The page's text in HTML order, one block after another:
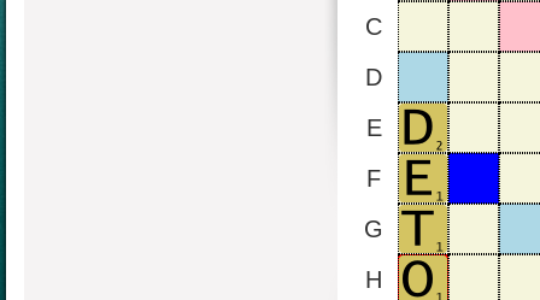
C
D
E
F
G
H